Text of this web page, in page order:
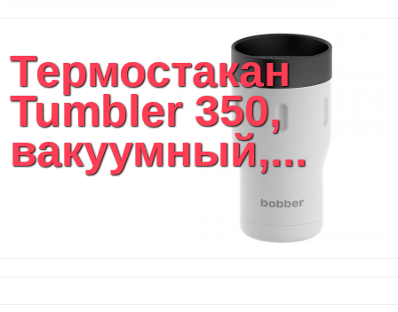
Термостакан
Tumbler 350,
вакуумный,...